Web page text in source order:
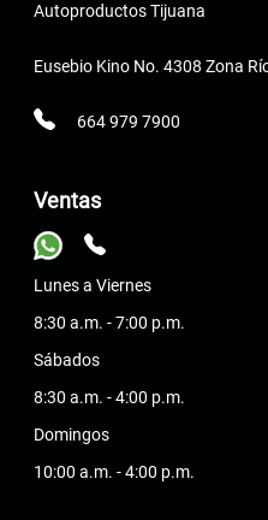
Autoproductos Tijuana
Eusebio Kino No. 4308 Zona
664 979 7900
Ventas
Lunes a Viernes
8:30 a.m. - 7:00 p.m.
Sábados
8:30 a.m. - 4:00 p.m.
Domingos
10:00 a.m. - 4:00 p.m.